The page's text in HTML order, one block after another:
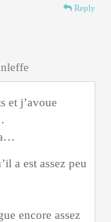
Reply
et j’avoue
a est assez peu
encore assez